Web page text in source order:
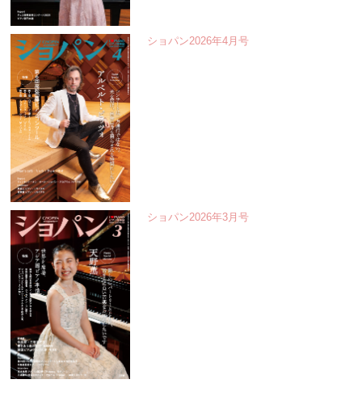
ショパン2026年4月号
ショパン2026年3月号